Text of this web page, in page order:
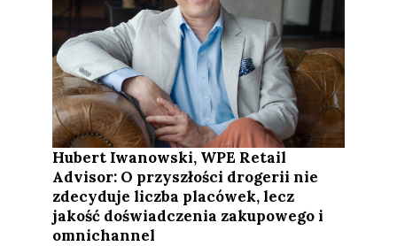
Hubert Iwanowski, WPE Retail
Advisor: O przyszłości drogerii nie
zdecyduje liczba placówek, lecz
jakość doświadczenia zakupowego i
omnichannel